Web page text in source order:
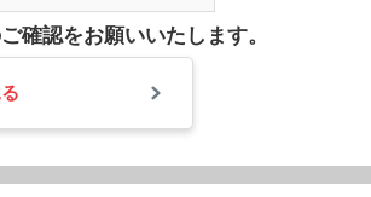
確認をお願いいたします。